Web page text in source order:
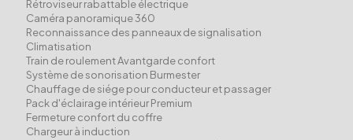
Rétroviseur rabattable électrique
Caméra panoramique 360
Reconnaissance des panneaux de signalisation
Climatisation
Train de roulement Avantgarde confort
Système de sonorisation Burmester
Chauffage de siége pour conducteur et passager
Pack d'éclairage intérieur Premium
Fermeture confort du coffre
Chargeur à induction